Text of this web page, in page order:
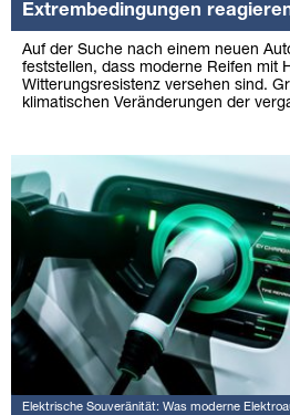
Extrembedingungen
Auf der Suche nach einem neuen
feststellen, dass moderne Reifen mit
Witterungsresistenz versehen sind.
klimatischen Veränderungen der
Elektrische Souveränität: Was moderne